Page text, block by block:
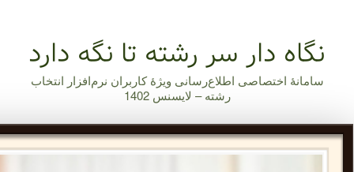
نگاه دار سر رشته تا نگه دارد
سامانۀ اختصاصی اطلاع‌رسانی ویژۀ کاربران نرم‌افزار انتخاب
رشته – لایسنس 1402